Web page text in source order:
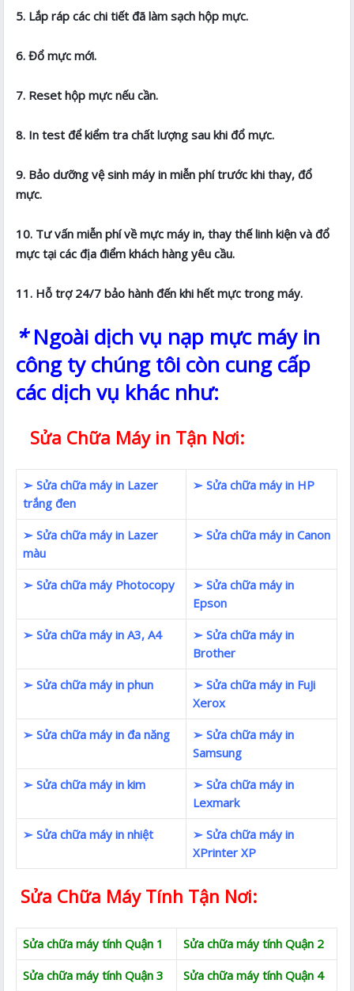
5. Lắp ráp các chi tiết đã làm sạch hộp mực.
6. Đổ mực mới.
7. Reset hộp mực nếu cần.
8. In test để kiểm tra chất lượng sau khi đổ mực.
9. Bảo dưỡng vệ sinh máy in miễn phí trước khi thay, đổ
mực.
10. Tư vấn miễn phí về mực máy in, thay thế linh kiện và đổ
mực tại các địa điểm khách hàng yêu cầu.
11. Hỗ trợ 24/7 bảo hành đến khi hết mực trong máy.
*Ngoài dịch vụ nạp mực máy in
công ty chúng tôi còn cung cấp
các dịch vụ khác như:
Sửa Chữa Máy in Tận Nơi:
➢ Sửa chữa máy in Lazer
trắng đen
➢ Sửa chữa máy in HP
➢ Sửa chữa máy in Lazer
màu
➢ Sửa chữa máy in Canon
➢ Sửa chữa máy Photocopy
➢ Sửa chữa máy in
Epson
➢ Sửa chữa máy in A3, A4
➢ Sửa chữa máy in
Brother
➢ Sửa chữa máy in phun
➢ Sửa chữa máy in FuJi
Xerox
➢ Sửa chữa máy in đa năng
➢ Sửa chữa máy in
Samsung
➢ Sửa chữa máy in kim
➢ Sửa chữa máy in
Lexmark
➢ Sửa chữa máy in nhiệt
➢ Sửa chữa máy in
XPrinter XP
Sửa Chữa Máy Tính Tận Nơi:
Sửa chữa máy tính Quận 1
Sửa chữa máy tính Quận 2
Sửa chữa máy tính Quận 3
Sửa chữa máy tính Quận 4